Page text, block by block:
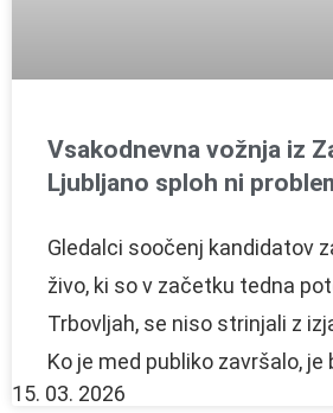
Vsakodnevna vožnja iz
Ljubljano sploh ni
Gledalci soočenj kandidatov
živo, ki so v začetku tedna
Trbovljah, se niso strinjali z
Ko je med publiko završalo, je
15. 03. 2026